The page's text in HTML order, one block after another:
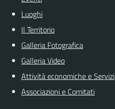
Luoghi
Il Territorio
Galleria Fotografica
Galleria Video
Attività economiche e Servizi
Associazioni e Comitati